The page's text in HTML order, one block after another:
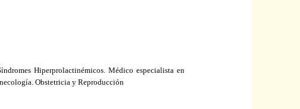
Hiperprolactinémicos. Médico especialista en
Obstetricia y Reproducción